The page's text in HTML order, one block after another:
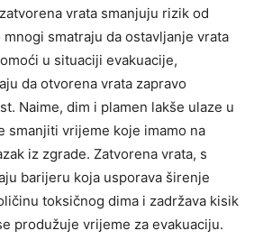
vrata smanjuju rizik od
mnogi smatraju da ostavljanje vrata
u situaciji evakuacije,
da otvorena vrata zapravo
Naime, dim i plamen lakše ulaze u
smanjiti vrijeme koje imamo na
iz zgrade. Zatvorena vrata, s
barijeru koja usporava širenje
toksičnog dima i zadržava kisik
produžuje vrijeme za evakuaciju.